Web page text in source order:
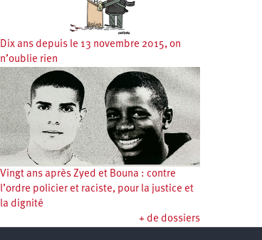
Dix ans depuis le 13 novembre 2015, on
n’oublie rien
Vingt ans après Zyed et Bouna : contre
l’ordre policier et raciste, pour la justice et
la dignité
+ de dossiers